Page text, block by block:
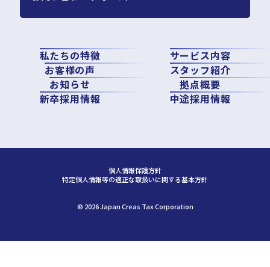
私たちの特徴
サービス内容
お客様の声
スタッフ紹介
お知らせ
拠点概要
新卒採用情報
中途採用情報
個人情報保護方針
特定個人情報等の適正な取扱いに関する基本方針
©︎ 2026 Japan Creas Tax Corporation